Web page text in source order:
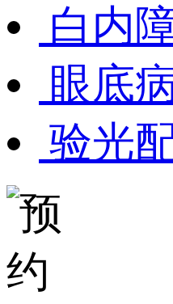
白内
眼底
验光